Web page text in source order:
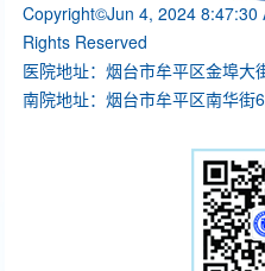
Copyright©Jun 4, 2024 8:47:30
Rights Reserved
医院地址：烟台市牟平区金埠大
南院地址：烟台市牟平区南华街